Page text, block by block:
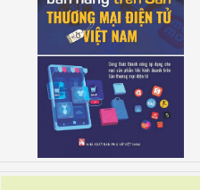
Bí Quyết Bán Hàng Trên Sàn
Thương Mại Điện Tử Việt Nam